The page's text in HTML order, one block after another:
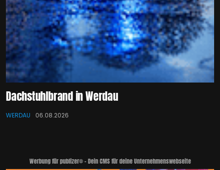
Dachstuhlbrand in Werdau
WERDAU 06.08.2026
Werbung für publizer® - Dein CMS für deine Unternehmenswebseite